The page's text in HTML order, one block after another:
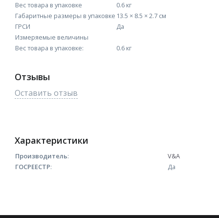
Вес товара в упаковке
0.6 кг
Габаритные размеры в упаковке 13.5 × 8.5 × 2.7 см
ГРСИ
Да
Измеряемые величины
Вес товара в упаковке:
0.6 кг
Отзывы
Оставить отзыв
Характеристики
Производитель:
V&A
ГОСРЕЕСТР: Да